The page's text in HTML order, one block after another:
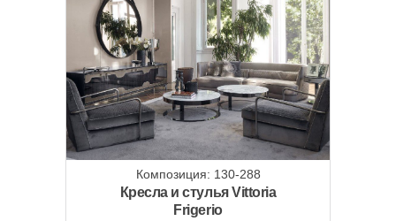
Композиция: 130-288
Кресла и стулья Vittoria
Frigerio